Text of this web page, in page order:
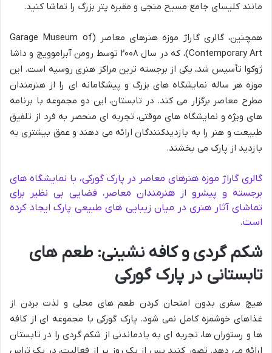
مانند کلیسای جامع مسیح منجی و مقبره پتر بزرگ را تماشا کنید.
همچنین، گالری گاراژ موزه هنرهای معاصر (Garage Museum of
Contemporary Art)، که در سال ۲۰۰۸ توسط رومن آبراموویچ و داشا
ژوکوا تأسیس شد، یکی از برجسته ترین مراکز هنری روسیه است. این
موزه هر ساله نمایشگاه های بزرگ و پیشگامانه ای را از هنرمندان
مطرح معاصر برگزار می کند. در تابستان، این دو مجموعه با برنامه
های ویژه و نمایشگاه های موقتی، تجربه ای منحصر به فرد از تلفیق
طبیعت و هنر را به بازدیدکنندگان ارائه می دهند و عمق بیشتری به
بازدید از پارک می بخشند.
گالری گاراژ موزه هنرهای معاصر در پارک گورکی، با نمایشگاه های
برجسته و پیشرو از هنرمندان معاصر، فضایی بی نظیر برای
تماشای آثار هنری در میان زیبایی های طبیعی پارک ایجاد کرده
است.
شکم گردی و کافه نشینی: طعم های
تابستانی در پارک گورکی
هیچ سفری بدون امتحان کردن طعم های محلی و لذت بردن از
غذاهای خوشمزه کامل نمی شود. پارک گورکی با مجموعه ای از کافه
ها و رستوران ها، تجربه ای به یادماندنی از شکم گردی را در تابستان
ارائه می دهد. تصور کنید پس از یک روز پر از فعالیت، در یک تراس